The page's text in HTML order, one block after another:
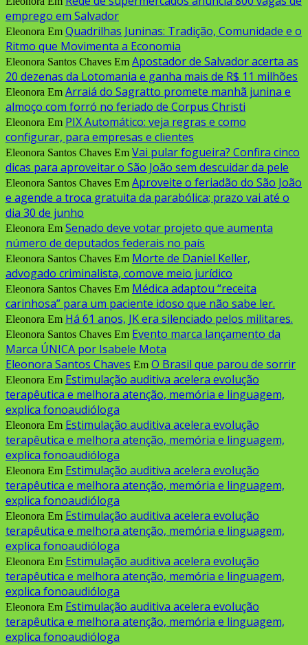
emprego em Salvador
Eleonora Em Quadrilhas Juninas: Tradição, Comunidade e o
Ritmo que Movimenta a Economia
Eleonora Santos Chaves Em Apostador de Salvador acerta as
20 dezenas da Lotomania e ganha mais de R$ 11 milhões
Eleonora Em Arraiá do Sagratto promete manhã junina e
almoço com forró no feriado de Corpus Christi
Eleonora Em PIX Automático: veja regras e como
configurar, para empresas e clientes
Eleonora Santos Chaves Em Vai pular fogueira? Confira cinco
dicas para aproveitar o São João sem descuidar da pele
Eleonora Santos Chaves Em Aproveite o feriadão do São João
e agende a troca gratuita da parabólica; prazo vai até o
dia 30 de junho
Eleonora Em Senado deve votar projeto que aumenta
número de deputados federais no país
Eleonora Santos Chaves Em Morte de Daniel Keller,
advogado criminalista, comove meio jurídico
Eleonora Santos Chaves Em Médica adaptou “receita
carinhosa” para um paciente idoso que não sabe ler.
Eleonora Em Há 61 anos, JK era silenciado pelos militares.
Eleonora Santos Chaves Em Evento marca lançamento da
Marca ÚNICA por Isabele Mota
Eleonora Santos Chaves Em O Brasil que parou de sorrir
Eleonora Em Estimulação auditiva acelera evolução
terapêutica e melhora atenção, memória e linguagem,
explica fonoaudióloga
Eleonora Em Estimulação auditiva acelera evolução
terapêutica e melhora atenção, memória e linguagem,
explica fonoaudióloga
Eleonora Em Estimulação auditiva acelera evolução
terapêutica e melhora atenção, memória e linguagem,
explica fonoaudióloga
Eleonora Em Estimulação auditiva acelera evolução
terapêutica e melhora atenção, memória e linguagem,
explica fonoaudióloga
Eleonora Em Estimulação auditiva acelera evolução
terapêutica e melhora atenção, memória e linguagem,
explica fonoaudióloga
Eleonora Em Estimulação auditiva acelera evolução
terapêutica e melhora atenção, memória e linguagem,
explica fonoaudióloga